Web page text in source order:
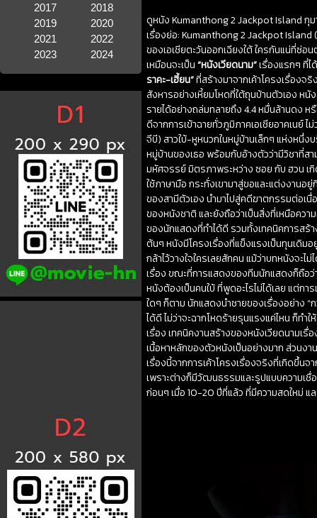
2017
2018
2019
2020
2021
2022
2023
2024
ดูหนัง Kumanthong 2 Jackpot Island กุม
เรื่องย่อ: Kumanthong 2 Jackpot
ของเอเชียตะวันออกเฉียงใต้ ใครกันแน่ที่ซ่อ
เหมือนจะเป็น“หนังเวียดนาม”เรื่องแรกๆ ที่
ราคะ-เฮี้ยน”ที่สร้างมาจากเค้าโครงเรื่องจ
สังหารอย่างเหี้ยมโหดที่ใต้ถุนบ้านตัวเอง ห
รายได้อย่างถล่มทลายถึง 4.4 หมื่นล้านดง
ดีจากการเข้าฉายทั่วภูมิภาคเอเชียอาคเนย์
จีบี) สาวใบ้-หูหนวกในหมู่บ้านเล็กๆ แห่งหนึ่
หมู่บ้านของเธอ พร้อมกับอ้างตัวว่ามีวิชาที่สา
มหัศจรรย์ มิตรภาพระหว่าง ซอย กับ ฮวน เกิ
ใช้ภาษามือ กระทั่งเขามาสู่ขอและแต่งงาน
ของสามีตัวเอง นำมาไปสู่คดีฆาตกรรมต่อเ
ของหนังชาติ และยังถือว่าเป็นสิ่งที่เหนือควา
ของนักแสดงที่ทำได้ดี รวมทั้งเทคนิคการสร้
ต้นๆ หนังมีโครงเรื่องที่แข็งแรงเป็นทุนเดิมอ
กล้าไว้วางใจใครเลยสักคน แม้ว่าบทหนังจ
เรื่อง ขณะที่การแสดงของทีมนักแสดงก็ถือว่
หนังต้องเป็นคนใบ้ ที่พูดอะไรไม่ได้เลย แต่ก
ใดๆ ก็ตาม นักแสดงนำชายของเรื่องอย่าง
ได้ดี ไม่ว่าจะฉากโหดร้ายรุนแรงแค่ไหน ก็ท
เรื่อง เทคนิคงานสร้างของหนังเวียดนามเรื่
เนื้อหาหลักของตัวหนังเป็นอย่างมาก ส่วนง
เรื่องนี้จากการเค้าโครงเรื่องจริงที่เกิดขึ้น
เพราะต่างก็มีวัฒนธรรมและรูปแบบความเชื่
ก่อนๆ เมื่อ 10-20 ปีที่แล้ว ที่มีความสดใหม่ แ